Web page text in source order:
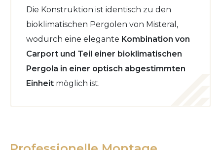
Die Konstruktion ist identisch zu den
bioklimatischen Pergolen von Misteral,
wodurch eine elegante Kombination von
Carport und Teil einer bioklimatischen
Pergola in einer optisch abgestimmten
Einheit möglich ist.